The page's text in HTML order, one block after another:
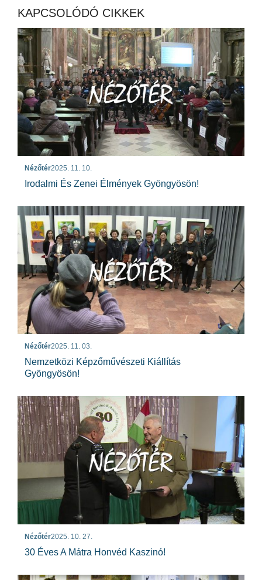
KAPCSOLÓDÓ CIKKEK
Nézőtér2025. 11. 10.
Irodalmi És Zenei Élmények Gyöngyösön!
Nézőtér2025. 11. 03.
Nemzetközi Képzőművészeti Kiállítás
Gyöngyösön!
Nézőtér2025. 10. 27.
30 Éves A Mátra Honvéd Kaszinó!